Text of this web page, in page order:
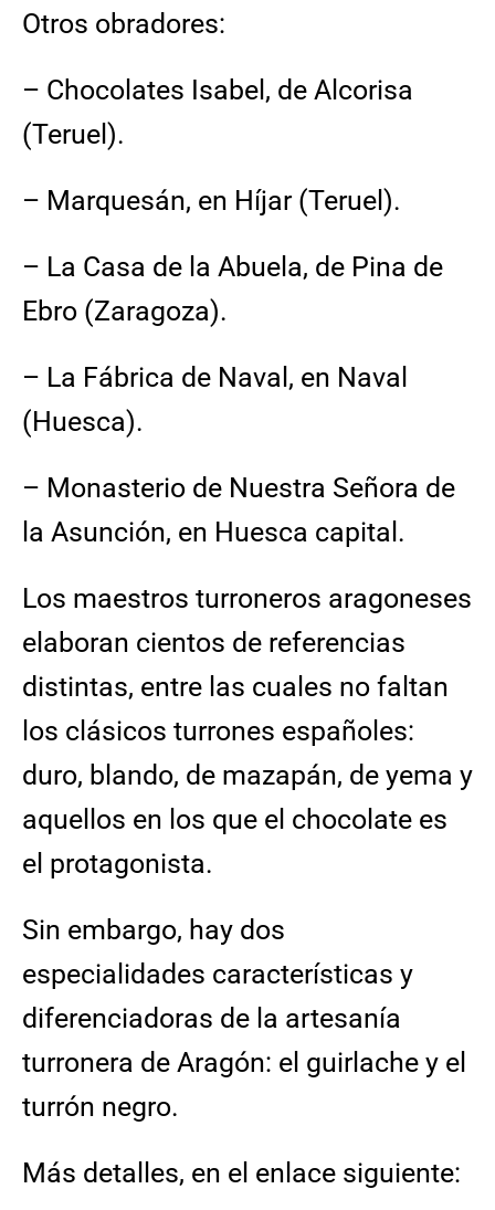
Otros obradores:
– Chocolates Isabel, de Alcorisa
(Teruel).
– Marquesán, en Híjar (Teruel).
– La Casa de la Abuela, de Pina de
Ebro (Zaragoza).
– La Fábrica de Naval, en Naval
(Huesca).
– Monasterio de Nuestra Señora de
la Asunción, en Huesca capital.
Los maestros turroneros aragoneses
elaboran cientos de referencias
distintas, entre las cuales no faltan
los clásicos turrones españoles:
duro, blando, de mazapán, de yema y
aquellos en los que el chocolate es
el protagonista.
Sin embargo, hay dos
especialidades características y
diferenciadoras de la artesanía
turronera de Aragón: el guirlache y el
turrón negro.
Más detalles, en el enlace siguiente: